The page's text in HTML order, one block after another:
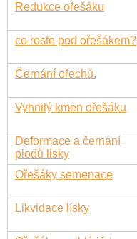
Redukce ořešáku
co roste pod ořešákem?
Černání ořechů.
Vyhnilý kmen ořešáku
Deformace a černání
plodů lisky
Ořešáky semenace
Likvidace lísky